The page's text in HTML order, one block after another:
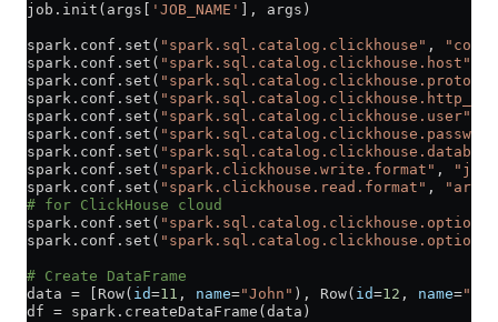
job.init(args[
'JOB_NAME' ], args)
spark.conf.set( "spark.sql.catalog.clickhouse" ,
spark.conf.set( "spark.sql.catalog.clickhouse.host"
spark.conf.set(
spark.conf.set(
spark.conf.set( "spark.sql.catalog.clickhouse.user"
spark.conf.set(
spark.conf.set(
spark.conf.set( "spark.clickhouse.write.format" ,
spark.conf.set( "spark.clickhouse.read.format" ,
# for ClickHouse cloud
spark.conf.set(
spark.conf.set(
# Create DataFrame
data = [Row( id=11 , name="John" ), Row( id=12 , name=
df = spark.createDataFrame(data)